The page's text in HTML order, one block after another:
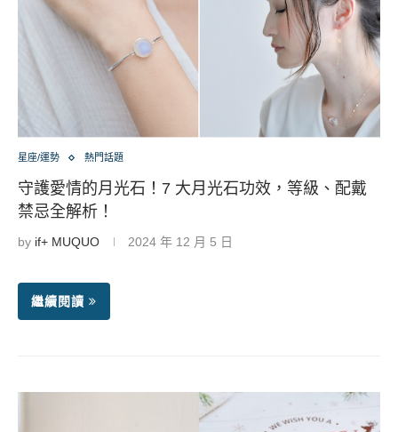
星座/運勢 熱門話題
守護愛情的月光石！7 大月光石功效，等級、配戴
禁忌全解析！
by if+ MUQUO 2024 年 12 月 5 日
繼續閱讀